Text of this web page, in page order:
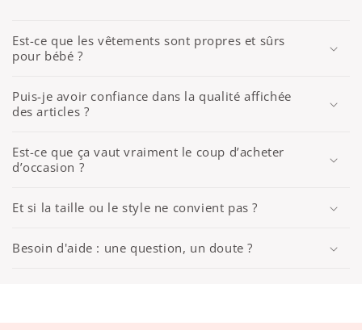
Est-ce que les vêtements sont propres et sûrs
pour bébé ?
Puis-je avoir confiance dans la qualité affichée
des articles ?
Est-ce que ça vaut vraiment le coup d’acheter
d’occasion ?
Et si la taille ou le style ne convient pas ?
Besoin d'aide : une question, un doute ?